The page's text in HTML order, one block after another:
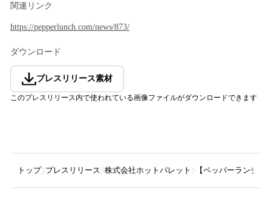
関連リンク
https://pepperlunch.com/news/873/
ダウンロード
プレスリリース素材
このプレスリリース内で使われている画像ファイルがダウンロードできます
トップ プレスリリース 株式会社ホットパレット 【ペッパーランチ